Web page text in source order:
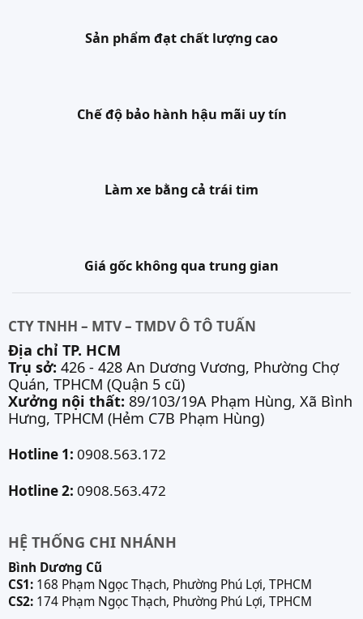
Sản phẩm đạt chất lượng cao
Chế độ bảo hành hậu mãi uy tín
Làm xe bằng cả trái tim
Giá gốc không qua trung gian
CTY TNHH – MTV – TMDV Ô TÔ TUẤN
Địa chỉ TP. HCM
Trụ sở: 426 - 428 An Dương Vương, Phường Chợ
Quán, TPHCM (Quận 5 cũ)
Xưởng nội thất: 89/103/19A Phạm Hùng, Xã Bình
Hưng, TPHCM (Hẻm C7B Phạm Hùng)
Hotline 1: 0908.563.172
Hotline 2: 0908.563.472
HỆ THỐNG CHI NHÁNH
Bình Dương Cũ
CS1:168 Phạm Ngọc Thạch, Phường Phú Lợi, TPHCM
CS2:174 Phạm Ngọc Thạch, Phường Phú Lợi, TPHCM